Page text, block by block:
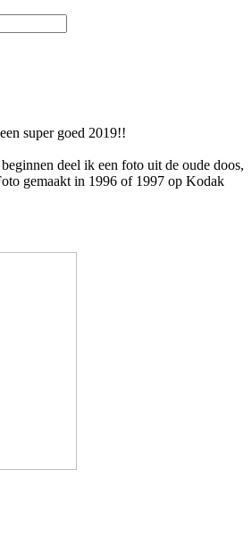
super goed 2019!!
deel ik een foto uit de oude doos,
gemaakt in 1996 of 1997 op Kodak